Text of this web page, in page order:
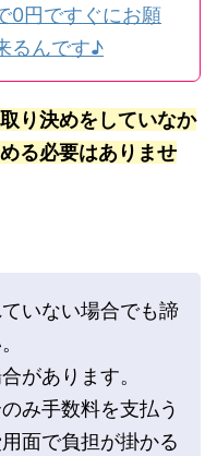
0円ですぐにお願
るんです♪
り決めをしていなか
る必要はありませ
いない場合でも諦
があります。
み手数料を支払う
面で負担が掛かる